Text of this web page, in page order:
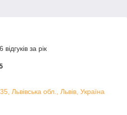
за рік
Львівська обл., Львів, Україна